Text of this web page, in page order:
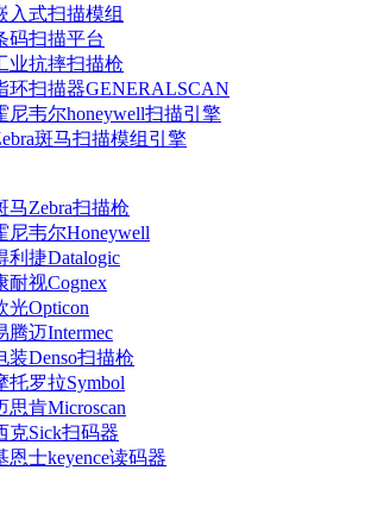
入式扫描模组
码扫描平台
业抗摔扫描枪
环扫描器GENERALSCAN
尼韦尔honeywell扫描引擎
斑马扫描模组引擎
马Zebra扫描枪
尼韦尔Honeywell
利捷Datalogic
耐视Cognex
光Opticon
腾迈Intermec
装Denso扫描枪
托罗拉Symbol
思肯Microscan
克Sick扫码器
恩士keyence读码器